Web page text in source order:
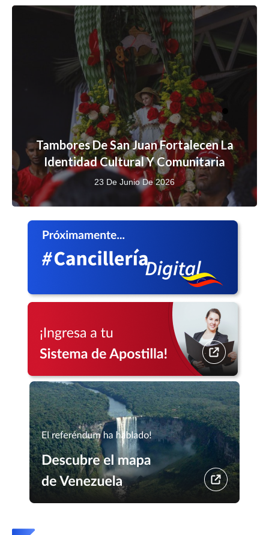
Tambores De San Juan Fortalecen La
Identidad Cultural Y Comunitaria
23 De Junio De 2026